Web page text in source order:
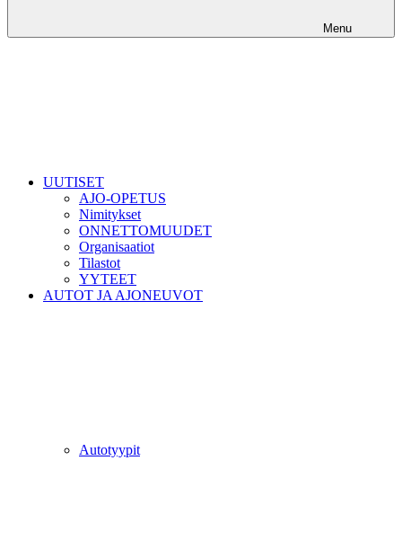
Menu
UUTISET
AJO-OPETUS
Nimitykset
ONNETTOMUUDET
Organisaatiot
Tilastot
YYTEET
AUTOT JA AJONEUVOT
Autotyypit